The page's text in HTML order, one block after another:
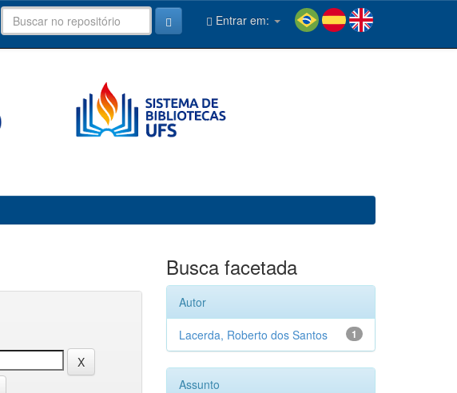
Entrar em:
Busca facetada
Autor
1
Lacerda, Roberto dos Santos
Assunto